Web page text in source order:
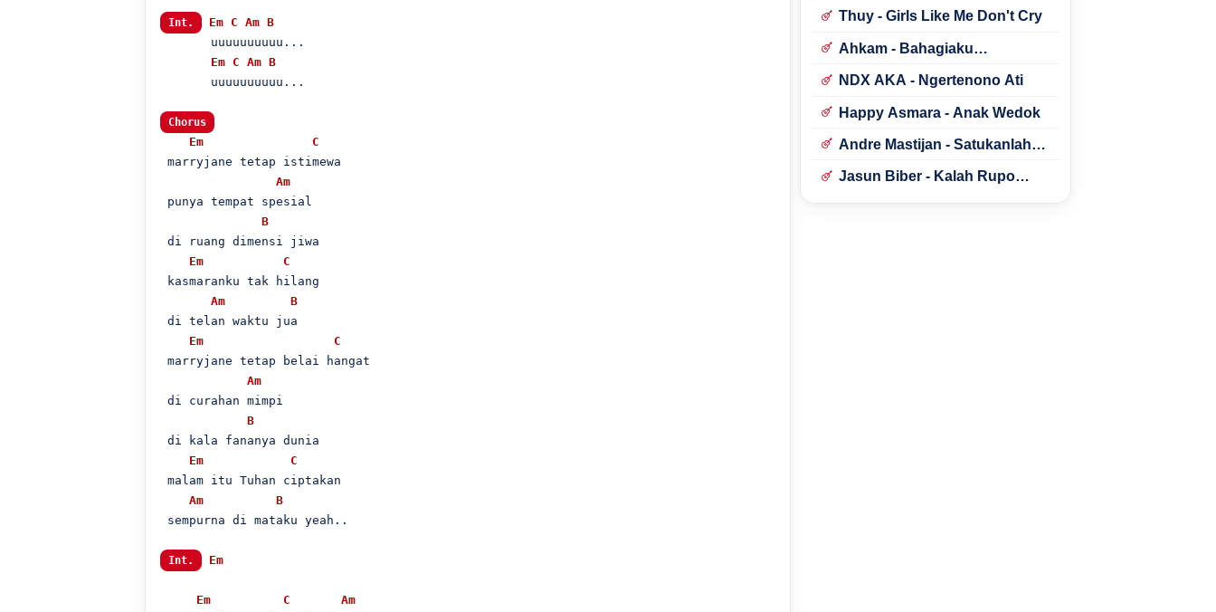
Int. Em C Am B
       uuuuuuuuuu...
Em C Am B
       uuuuuuuuuu...
Chorus
Em
C
marryjane tetap istimewa
Am
punya tempat spesial
B
di ruang dimensi jiwa
Em
C
kasmaranku tak hilang
Am
B
di telan waktu jua
Em
C
marryjane tetap belai hangat
Am
di curahan mimpi
B
di kala fananya dunia
Em
C
malam itu Tuhan ciptakan
Am
B
sempurna di mataku yeah..
Int. Em
Em C
Am
Thuy - Girls Like Me Don't Cry
Ahkam - Bahagiaku
NDX AKA - Ngertenono Ati
Happy Asmara - Anak Wedok
Andre Mastijan - Satukanlah
Jasun Biber - Kalah Rupo